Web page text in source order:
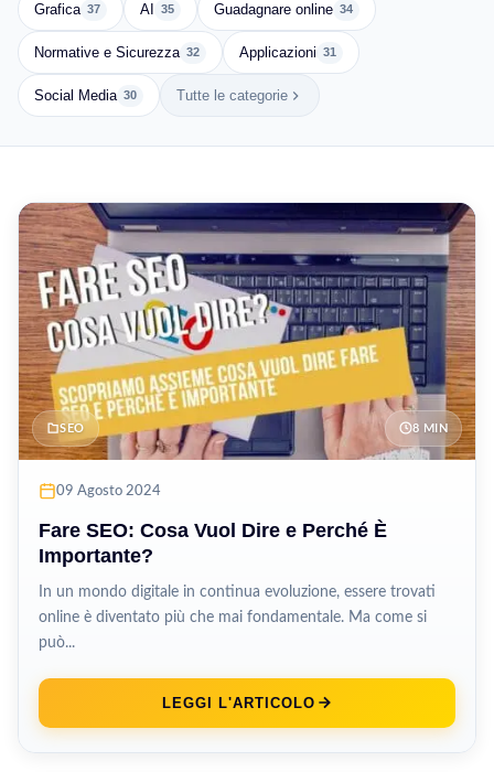
Grafica 37 AI 35 Guadagnare online 34
Normative e Sicurezza 32 Applicazioni 31
Social Media 30 Tutte le categorie
SEO 8 MIN
09 Agosto 2024
Fare SEO: Cosa Vuol Dire e Perché È
Importante?
In un mondo digitale in continua evoluzione, essere trovati
online è diventato più che mai fondamentale. Ma come si
può...
LEGGI L'ARTICOLO